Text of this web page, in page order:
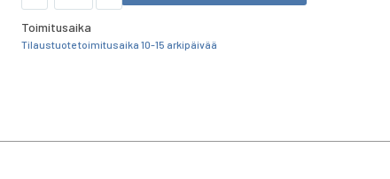
Toimitusaika
Tilaustuote toimitusaika 10-15 arkipäivää